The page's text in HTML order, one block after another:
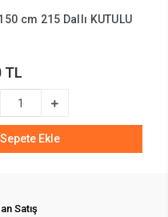
cm 215 Dallı KUTULU
TL
Sepete Ekle
Satış